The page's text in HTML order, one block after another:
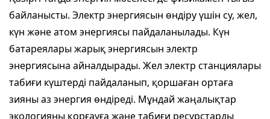
байланысты. Электр энергиясын өндіру үшін су, жел,
күн және атом энергиясы пайдаланылады. Күн
батареялары жарық энергиясын электр
энергиясына айналдырады. Жел электр станциялары
табиғи күштерді пайдаланып, қоршаған ортаға
зияны аз энергия өндіреді. Мұндай жаңалықтар
экологияны қорғауға және табиғи ресурстарды